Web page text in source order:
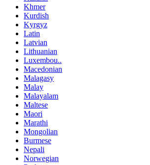
Khmer
Kurdish
Kyrgyz
Latin
Latvian
Lithuanian
Luxembou..
Macedonian
Malagasy
Malay
Malayalam
Maltese
Maori
Marathi
Mongolian
Burmese
Nepali
Norwegian